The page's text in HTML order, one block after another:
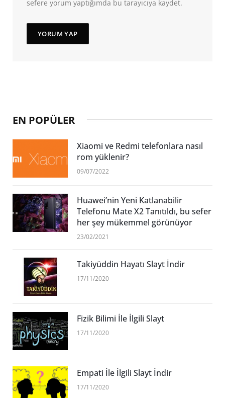
sefere yorum yaptığımda bu tarayıcıya kaydet.
EN POPÜLER
Xiaomi ve Redmi telefonlara nasıl
rom yüklenir?
09/07/2022
Huawei’nin Yeni Katlanabilir
Telefonu Mate X2 Tanıtıldı, bu sefer
her şey mükemmel görünüyor
23/02/2021
Takiyüddin Hayatı Slayt İndir
17/11/2020
Fizik Bilimi İle İlgili Slayt
17/11/2020
Empati İle İlgili Slayt İndir
17/11/2020